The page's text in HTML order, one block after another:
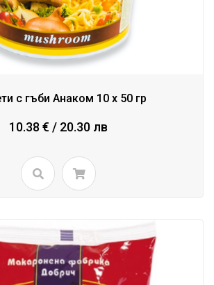
с гъби Анаком 10 x 50 гр
10.38 € / 20.30 лв